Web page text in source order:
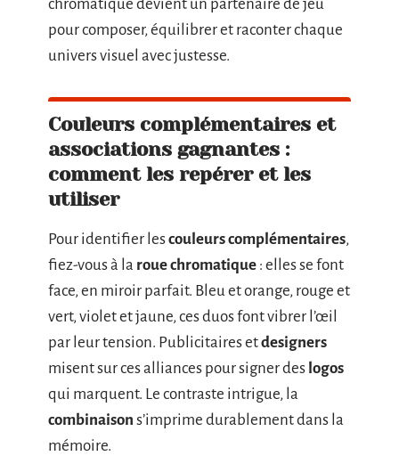
chromatique devient un partenaire de jeu
pour composer, équilibrer et raconter chaque
univers visuel avec justesse.
Couleurs complémentaires et
associations gagnantes :
comment les repérer et les
utiliser
Pour identifier lescouleurs complémentaires,
fiez-vous à la roue chromatique : elles se font
face, en miroir parfait. Bleu et orange, rouge et
vert, violet et jaune, ces duos font vibrer l’œil
par leur tension. Publicitaires etdesigners
misent sur ces alliances pour signer des logos
qui marquent. Le contraste intrigue, la
combinaison s’imprime durablement dans la
mémoire.